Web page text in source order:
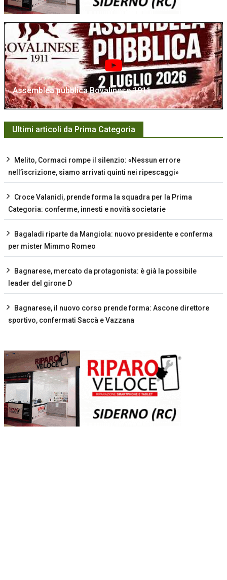
Assemblea pubblica Bovalinese 1911
Ultimi articoli da Prima Categoria
Melito, Cormaci rompe il silenzio: «Nessun errore
nell’iscrizione, siamo arrivati quinti nei ripescaggi»
Croce Valanidi, prende forma la squadra per la Prima
Categoria: conferme, innesti e novità societarie
Bagaladi riparte da Mangiola: nuovo presidente e conferma
per mister Mimmo Romeo
Bagnarese, mercato da protagonista: è già la possibile
leader del girone D
Bagnarese, il nuovo corso prende forma: Ascone direttore
sportivo, confermati Saccà e Vazzana